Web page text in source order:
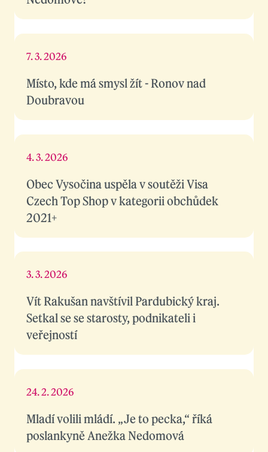
Místo, kde má smysl žít - Ronov nad
Doubravou
7. 3. 2026
Obec Vysočina uspěla v soutěži Visa
Czech Top Shop v kategorii obchůdek
2021+
4. 3. 2026
Vít Rakušan navštívil Pardubický kraj.
Setkal se se starosty, podnikateli i
veřejností
3. 3. 2026
Mladí volili mládí. „Je to pecka,“ říká
poslankyně Anežka Nedomová
24. 2. 2026